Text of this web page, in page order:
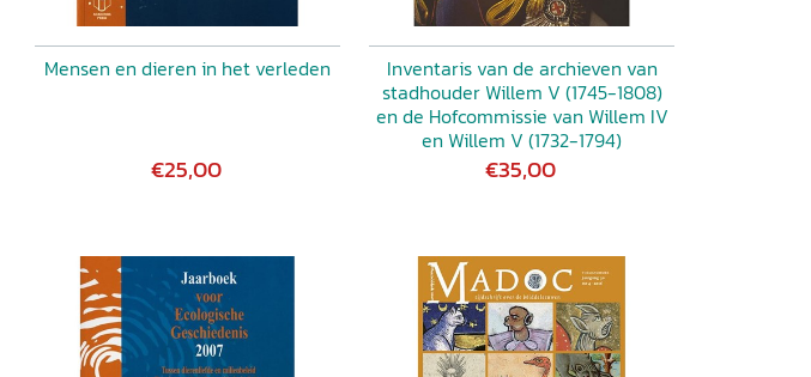
Mensen en dieren in het verleden
€25,00
Inventaris van de archieven van
stadhouder Willem V (1745-1808)
en de Hofcommissie van Willem IV
en Willem V (1732-1794)
€35,00